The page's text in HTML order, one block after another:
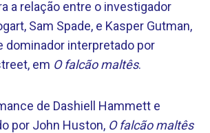
a relação entre o investigador
Sam Spade, e Kasper Gutman,
dominador interpretado por
em O falcão maltês.
de Dashiell Hammett e
por John Huston, O falcão maltês